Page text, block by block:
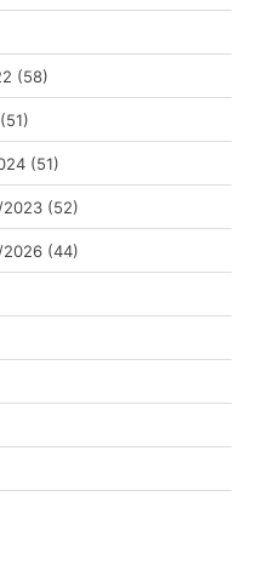
(58)
(51)
(51)
2023 (52)
2026 (44)